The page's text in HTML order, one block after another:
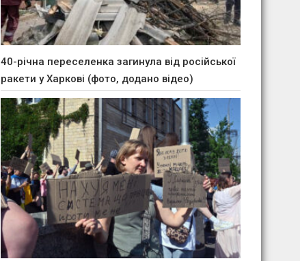
40-річна переселенка загинула від російської
ракети у Харкові (фото, додано відео)